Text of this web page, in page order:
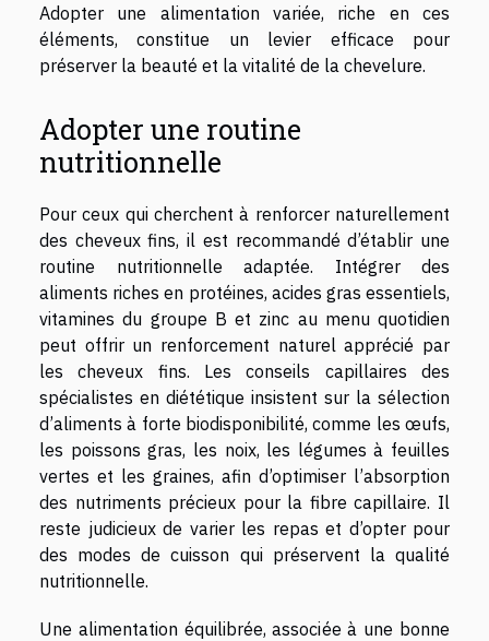
Adopter une alimentation variée, riche en ces
éléments, constitue un levier efficace pour
préserver la beauté et la vitalité de la chevelure.
Adopter une routine
nutritionnelle
Pour ceux qui cherchent à renforcer naturellement
des cheveux fins, il est recommandé d’établir une
routine nutritionnelle adaptée. Intégrer des
aliments riches en protéines, acides gras essentiels,
vitamines du groupe B et zinc au menu quotidien
peut offrir un renforcement naturel apprécié par
les cheveux fins. Les conseils capillaires des
spécialistes en diététique insistent sur la sélection
d’aliments à forte biodisponibilité, comme les œufs,
les poissons gras, les noix, les légumes à feuilles
vertes et les graines, afin d’optimiser l’absorption
des nutriments précieux pour la fibre capillaire. Il
reste judicieux de varier les repas et d’opter pour
des modes de cuisson qui préservent la qualité
nutritionnelle.
Une alimentation équilibrée, associée à une bonne